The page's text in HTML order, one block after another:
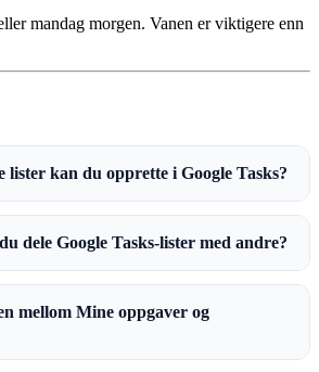
mandag morgen. Vanen er viktigere enn
lister kan du opprette i Google Tasks?
dele Google Tasks-lister med andre?
mellom Mine oppgaver og